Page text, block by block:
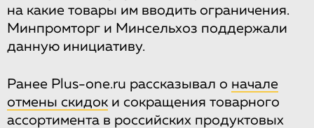
на какие товары им вводить ограничения.
Минпромторг и Минсельхоз поддержали
данную инициативу.
Ранее Plus-one.ru рассказывал о начале
отмены скидок и сокращения товарного
ассортимента в российских продуктовых